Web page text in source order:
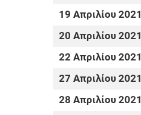
19 Απριλίου 2021
20 Απριλίου 2021
22 Απριλίου 2021
27 Απριλίου 2021
28 Απριλίου 2021